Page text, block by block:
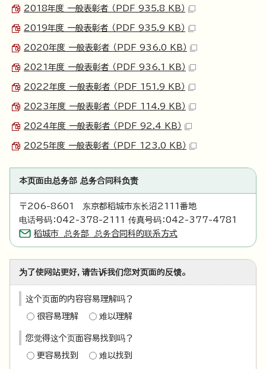
2018年度 一般表彰者 （PDF 935.8 KB）
2019年度 一般表彰者 （PDF 935.9 KB）
2020年度 一般表彰者 （PDF 936.0 KB）
2021年度 一般表彰者 （PDF 936.1 KB）
2022年度 一般表彰者 （PDF 151.9 KB）
2023年度 一般表彰者 （PDF 114.9 KB）
2024年度 一般表彰者 （PDF 92.4 KB）
2025年度 一般表彰者 （PDF 123.0 KB）
本页面由总务部 总务合同科负责
〒206-8601 东京都稻城市东长沼2111番地
电话号码：042-378-2111 传真号码：042-377-4781
稻城市 总务部 总务合同科的联系方式
为了使网站更好，请告诉我们您对页面的反馈。
这个页面的内容容易理解吗？
很容易理解 难以理解
您觉得这个页面容易找到吗？
更容易找到 难以找到